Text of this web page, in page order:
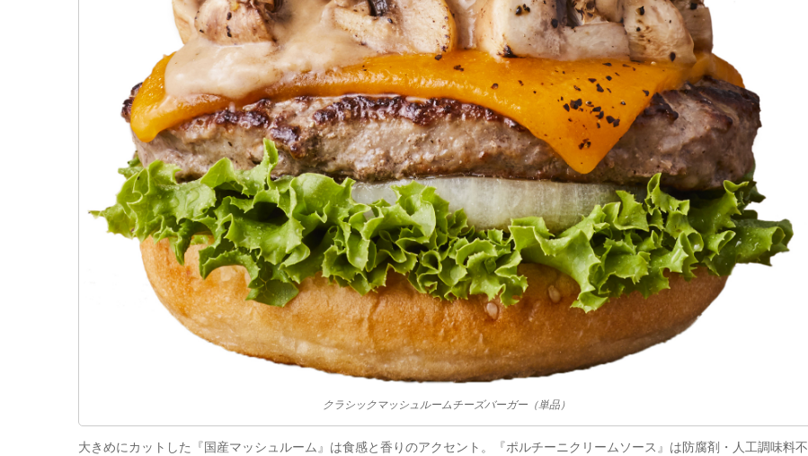
クラシックマッシュルームチーズバーガー（単品）
大きめにカットした『国産マッシュルーム』は食感と香りのアクセント。『ポルチーニクリームソース』は防腐剤・人工調味料不